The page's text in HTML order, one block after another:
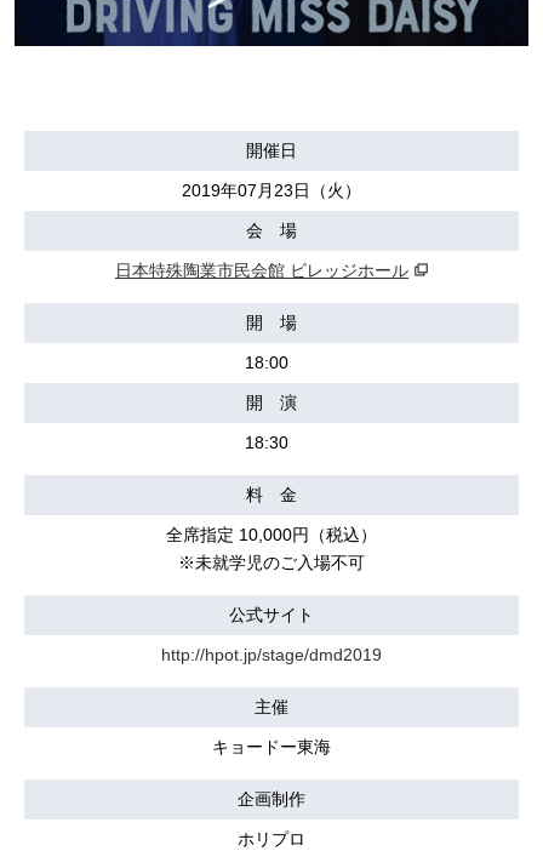
開催日
2019年07月23日（火）
会 場
日本特殊陶業市民会館 ビレッジホール
開 場
18:00
開 演
18:30
料 金
全席指定 10,000円（税込）
※未就学児のご入場不可
公式サイト
http://hpot.jp/stage/dmd2019
主催
キョードー東海
企画制作
ホリプロ